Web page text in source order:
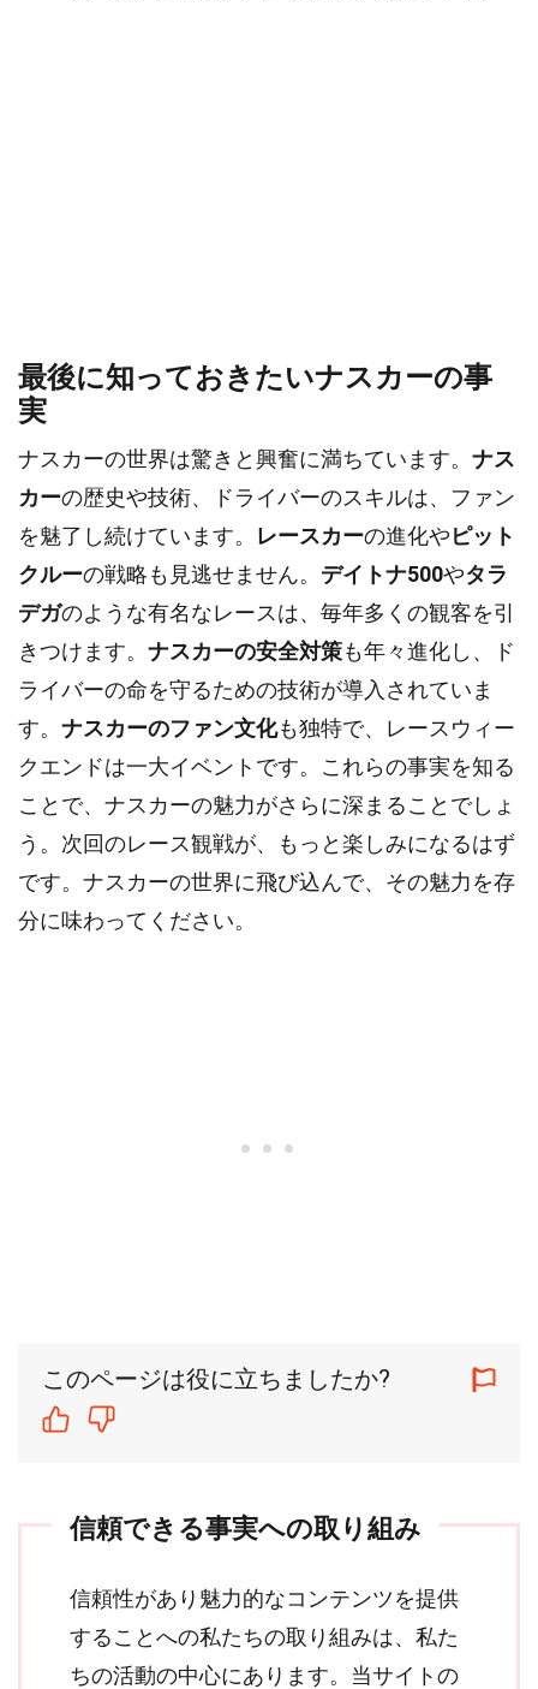
最後に知っておきたいナスカーの事
実
ナスカーの世界は驚きと興奮に満ちています。 ナス
カーの歴史や技術、ドライバーのスキルは、ファン
を魅了し続けています。 レースカーの進化やピット
クルーの戦略も見逃せません。 デイトナ500やタラ
デガのような有名なレースは、毎年多くの観客を引
きつけます。 ナスカーの安全対策も年々進化し、ド
ライバーの命を守るための技術が導入されていま
す。 ナスカーのファン文化も独特で、レースウィー
クエンドは一大イベントです。これらの事実を知る
ことで、ナスカーの魅力がさらに深まることでしょ
う。次回のレース観戦が、もっと楽しみになるはず
です。ナスカーの世界に飛び込んで、その魅力を存
分に味わってください。
このページは役に立ちましたか?
信頼できる事実への取り組み
信頼性があり魅力的なコンテンツを提供
することへの私たちの取り組みは、私た
ちの活動の中心にあります。当サイトの